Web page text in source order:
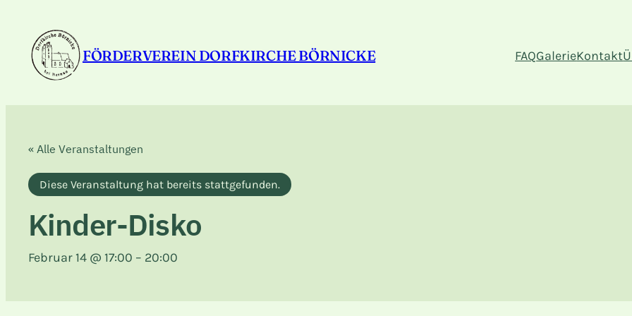
FÖRDERVEREIN DORFKIRCHE BÖRNICKE FAQGalerieKontakt
« Alle Veranstaltungen
Diese Veranstaltung hat bereits stattgefunden.
Kinder-Disko
Februar 14 @ 17:00 – 20:00